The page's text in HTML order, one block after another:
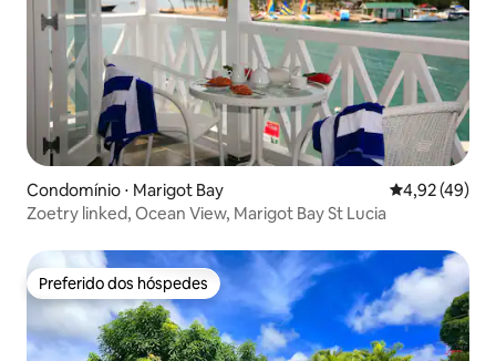
Condomínio ⋅ Marigot Bay 4,92 de uma
4,92 (49)
Zoetry linked, Ocean View, Marigot Bay St Lucia
Preferido dos hóspedes
Preferido dos hóspedes